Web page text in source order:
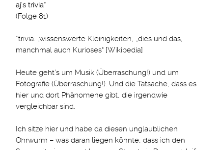
aj’s trivia*
(Folge 81)
*trivia: „wissenswerte Kleinigkeiten, „dies und das,
manchmal auch Kurioses“ [Wikipedia]
Heute geht’s um Musik (Überraschung!) und um
Fotografie (Überraschung!). Und die Tatsache, dass es
hier und dort Phänomene gibt, die irgendwie
vergleichbar sind.
Ich sitze hier und habe da diesen unglaublichen
Ohrwurm – was daran liegen könnte, dass ich den